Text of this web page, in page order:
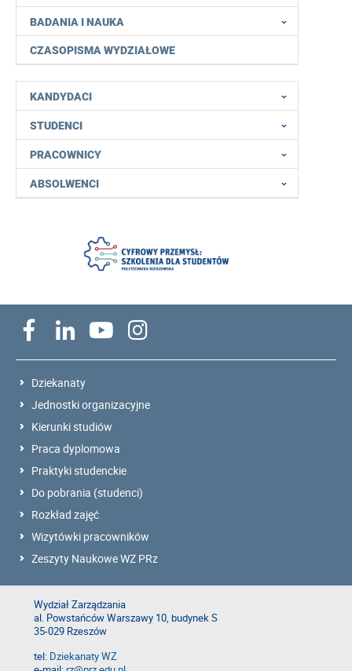
BADANIA I NAUKA
CZASOPISMA WYDZIAŁOWE
KANDYDACI
STUDENCI
PRACOWNICY
ABSOLWENCI
Dziekanaty
Jednostki organizacyjne
Kierunki studiów
Praca dyplomowa
Praktyki studenckie
Do pobrania (studenci)
Rozkład zajęć
Wizytówki pracowników
Zeszyty Naukowe WZ PRz
Wydział Zarządzania
al. Powstańców Warszawy 10, budynek S
35-029 Rzeszów
tel: Dziekanaty WZ